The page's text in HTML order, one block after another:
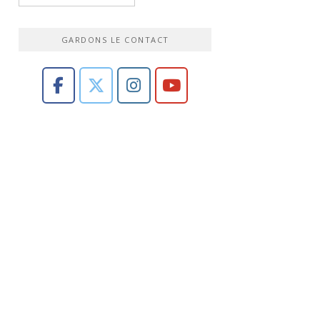
GARDONS LE CONTACT